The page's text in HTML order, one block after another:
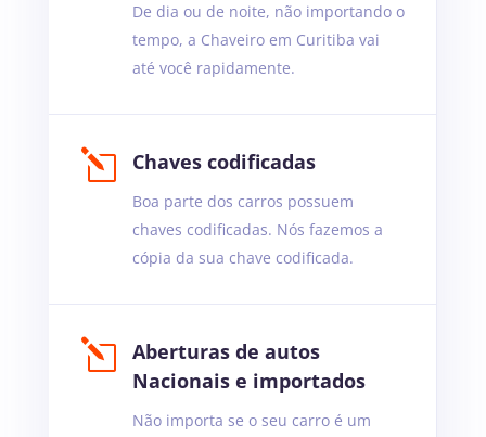
De dia ou de noite, não importando o
tempo, a Chaveiro em Curitiba vai
até você rapidamente.
l Chaves codificadas
Boa parte dos carros possuem
chaves codificadas. Nós fazemos a
cópia da sua chave codificada.
l
Aberturas de autos
Nacionais e importados
Não importa se o seu carro é um